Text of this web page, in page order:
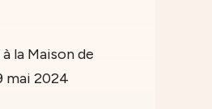
la Maison de
mai 2024